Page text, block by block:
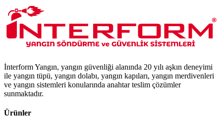
İnterform Yangın, yangın güvenliği alanında 20 yılı aşkın deneyimi
ile yangın tüpü, yangın dolabı, yangın kapıları, yangın merdivenleri
ve yangın sistemleri konularında anahtar teslim çözümler
sunmaktadır.
Ürünler